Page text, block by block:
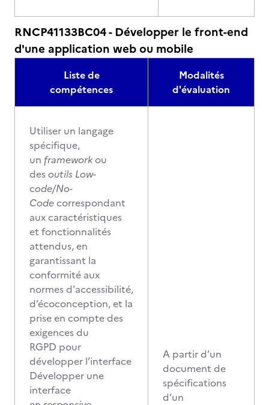
RNCP41133BC04 - Développer le front-end
d'une application web ou mobile
Liste de
compétences
Modalités
d'évaluation
Utiliser un langage
spécifique,
un frameworkou
desoutils Low-
code/No-
Code correspondant
aux caractéristiques
et fonctionnalités
attendus, en
garantissant la
conformité aux
normes d'accessibilité,
d’écoconception, et la
prise en compte des
exigences du
RGPD pour
développer l’interface
Développer une
interface
A partir d’un
document de
spécifications
d’un